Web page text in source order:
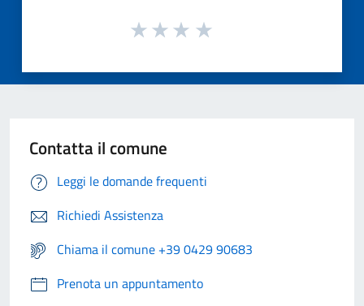
Contatta il comune
Leggi le domande frequenti
Richiedi Assistenza
Chiama il comune +39 0429 90683
Prenota un appuntamento